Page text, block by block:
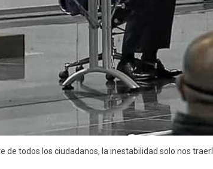
de todos los ciudadanos, la inestabilidad solo nos